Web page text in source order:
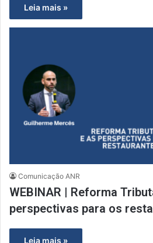
Leia mais »
Comunicação ANR
WEBINAR | Reforma
perspectivas para os
Leia mais »